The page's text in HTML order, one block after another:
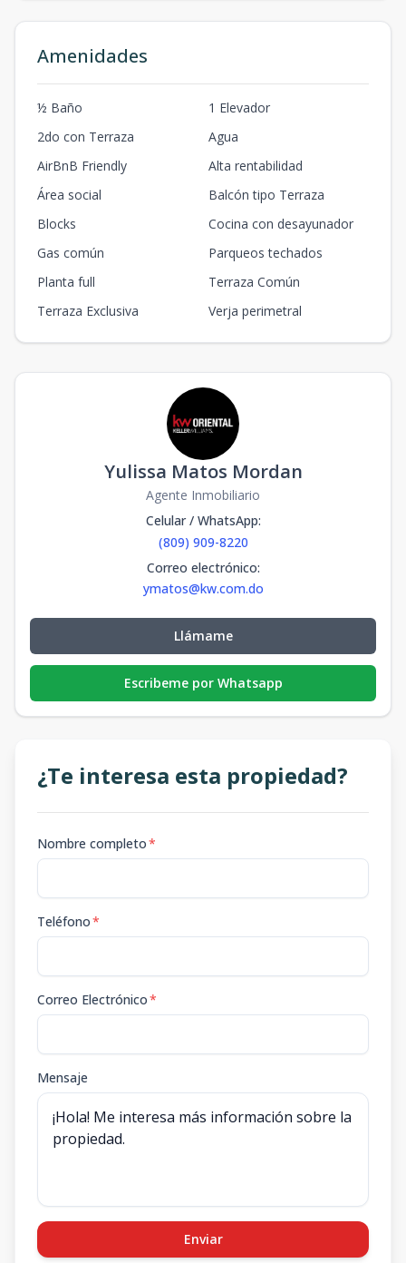
Amenidades
½ Baño
1 Elevador
2do con Terraza
Agua
AirBnB Friendly
Alta rentabilidad
Área social
Balcón tipo Terraza
Blocks
Cocina con desayunador
Gas común
Parqueos techados
Planta full
Terraza Común
Terraza Exclusiva
Verja perimetral
Yulissa Matos Mordan
Agente Inmobiliario
Celular / WhatsApp:
(809) 909-8220
Correo electrónico:
ymatos@kw.com.do
Llámame
Escribeme por Whatsapp
¿Te interesa esta propiedad?
Nombre completo*
Teléfono*
Correo Electrónico*
Mensaje
Enviar